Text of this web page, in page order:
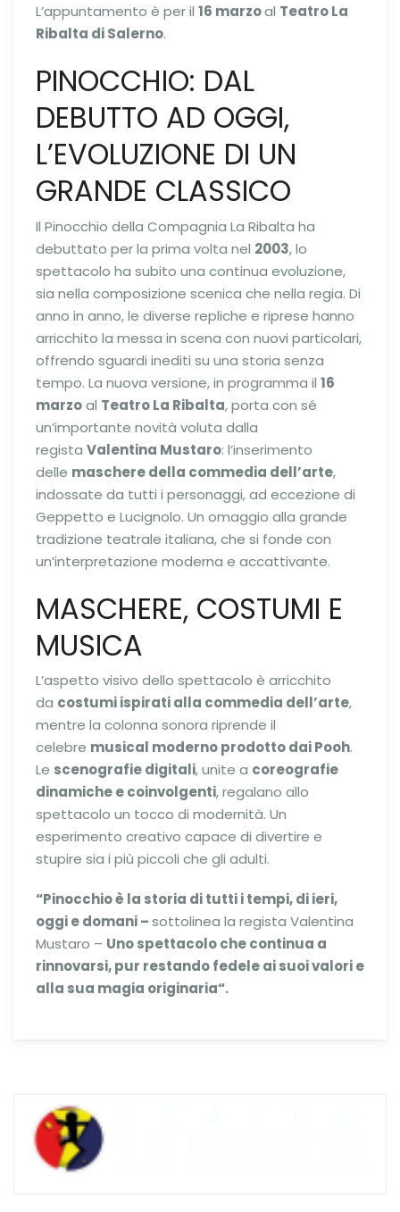
L’appuntamento è per il 16 marzoal Teatro La
Ribalta di Salerno.
PINOCCHIO: DAL
DEBUTTO AD OGGI,
L’EVOLUZIONE DI UN
GRANDE CLASSICO
Il Pinocchio della Compagnia La Ribalta ha
debuttato per la prima volta nel 2003, lo
spettacolo ha subito una continua evoluzione,
sia nella composizione scenica che nella regia. Di
anno in anno, le diverse repliche e riprese hanno
arricchito la messa in scena con nuovi particolari,
offrendo sguardi inediti su una storia senza
tempo. La nuova versione, in programma il 16
marzoal Teatro La Ribalta, porta con sé
un’importante novità voluta dalla
regista Valentina Mustaro: l’inserimento
delle maschere della commedia dell’arte,
indossate da tutti i personaggi, ad eccezione di
Geppetto e Lucignolo. Un omaggio alla grande
tradizione teatrale italiana, che si fonde con
un’interpretazione moderna e accattivante.
MASCHERE, COSTUMI E
MUSICA
L’aspetto visivo dello spettacolo è arricchito
da costumi ispirati alla commedia dell’arte,
mentre la colonna sonora riprende il
celebre musical moderno prodotto dai Pooh.
Le scenografie digitali, unite a coreografie
dinamiche e coinvolgenti, regalano allo
spettacolo un tocco di modernità. Un
esperimento creativo capace di divertire e
stupire sia i più piccoli che gli adulti.
“Pinocchio è la storia di tutti i tempi, di ieri,
oggi e domani –sottolinea la regista Valentina
Mustaro – Uno spettacolo che continua a
rinnovarsi, pur restando fedele ai suoi valori e
alla sua magia originaria“.